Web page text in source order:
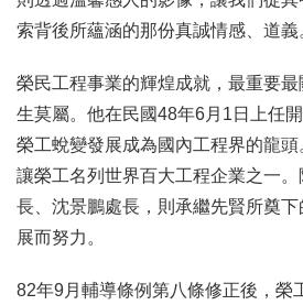
索背後所蘊涵的那份真誠情感、道義
榮民工程事業的輝煌成就，最重要
生莫屬。他在民國48年6月1日上任
榮工蛻變發展成為國內工程界的龍頭
讓榮工名列世界百大工程企業之一
長、沈景鵬處長，則承繼先賢所奠
展而努力。
82年9月輔導條例第八條修正後，榮